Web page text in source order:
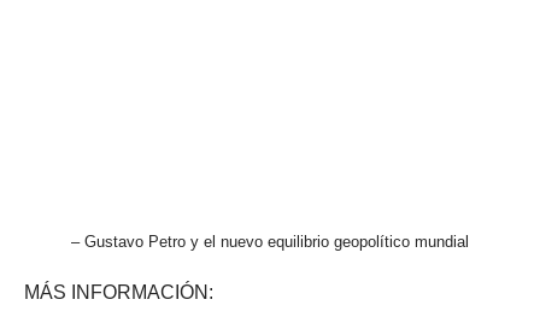
– Gustavo Petro y el nuevo equilibrio geopolítico mundial
MÁS INFORMACIÓN: